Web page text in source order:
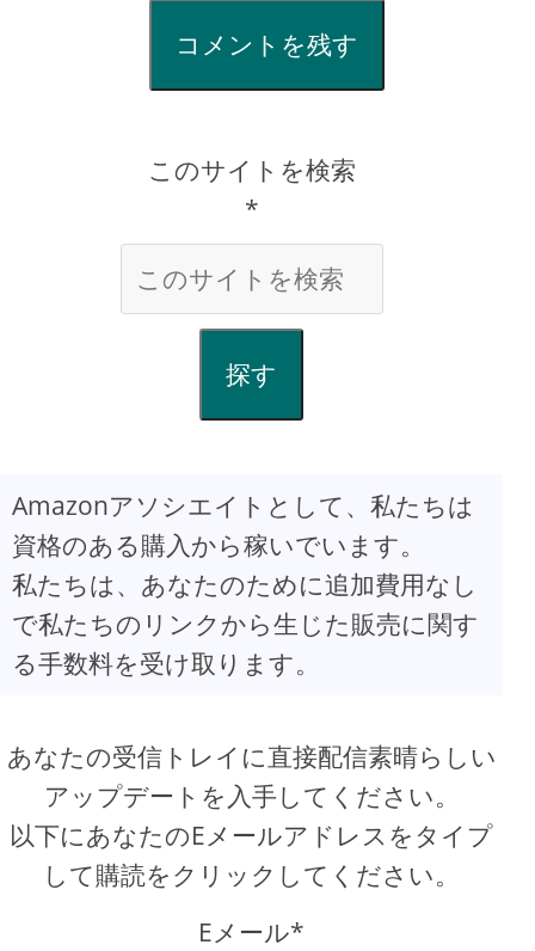
コメントを残す
このサイトを検索
*
探す
Amazonアソシエイトとして、私たちは
資格のある購入から稼いでいます。
私たちは、あなたのために追加費用なし
で私たちのリンクから生じた販売に関す
る手数料を受け取ります。
あなたの受信トレイに直接配信素晴らしい
アップデートを入手してください。
以下にあなたのEメールアドレスをタイプ
して購読をクリックしてください。
Eメール*